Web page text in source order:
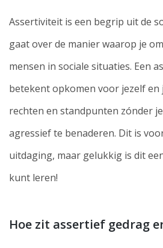
Assertiviteit is een begrip uit de
gaat over de manier waarop je
mensen in sociale situaties. Een
betekent opkomen voor jezelf en
rechten en standpunten zónder
agressief te benaderen. Dit is
uitdaging, maar gelukkig is dit
kunt leren!
Hoe zit assertief gedrag